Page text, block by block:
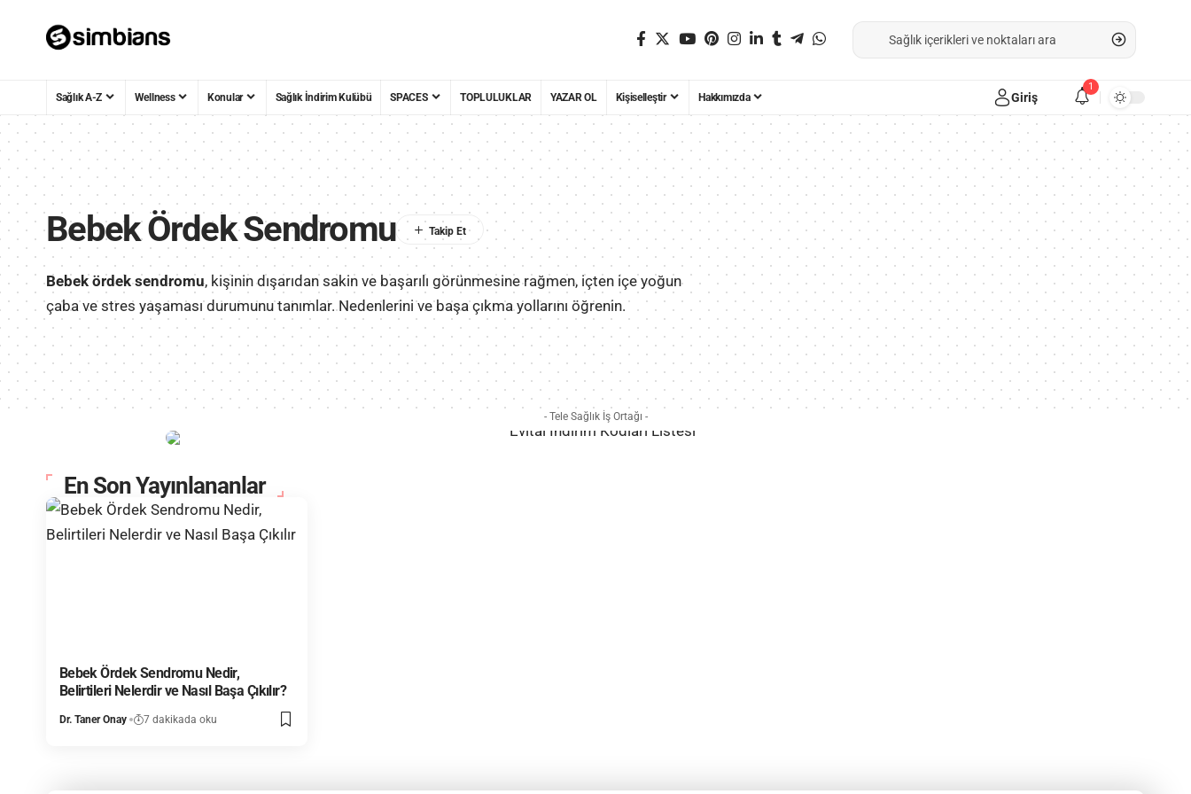
Sağlık A-Z Wellness Konular Sağlık İndirim Kulübü SPACES TOPLULUKLAR YAZAR OL Kişiselleştir Hakkımızda Giriş
1
Bebek Ördek Sendromu
Bebek ördek sendromu, kişinin dışarıdan sakin ve başarılı görünmesine rağmen, içten içe yoğun
çaba ve stres yaşaması durumunu tanımlar. Nedenlerini ve başa çıkma yollarını öğrenin.
- Tele Sağlık İş Ortağı -
En Son Yayınlananlar
Bebek Ördek Sendromu Nedir,
Belirtileri Nelerdir ve Nasıl Başa Çıkılır?
Dr. Taner Onay 7 dakikada oku